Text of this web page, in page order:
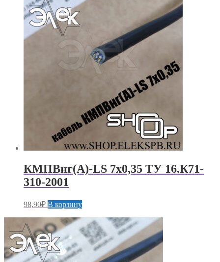
КМПВнг(А)-LS 7х0,35 ТУ 16.К71-
310-2001
98,90₽ В корзину